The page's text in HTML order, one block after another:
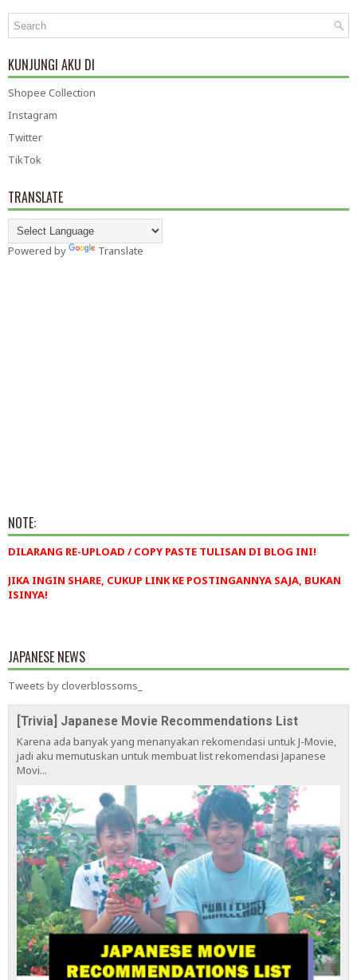
KUNJUNGI AKU DI
Shopee Collection
Instagram
Twitter
TikTok
TRANSLATE
Powered by Translate
NOTE:
DILARANG RE-UPLOAD / COPY PASTE TULISAN DI BLOG INI!
JIKA INGIN SHARE, CUKUP LINK KE POSTINGANNYA SAJA, BUKAN
ISINYA!
JAPANESE NEWS
Tweets by cloverblossoms_
[Trivia] Japanese Movie Recommendations List
Karena ada banyak yang menanyakan rekomendasi untuk J-Movie,
jadi aku memutuskan untuk membuat list rekomendasi Japanese
Movi...